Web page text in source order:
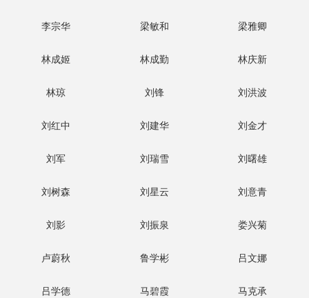
李宗华 梁敏和 梁雅卿
林成姬 林成勤 林庆新
林琼 刘锋 刘洪波
刘红中 刘建华 刘金才
刘军 刘瑞雪 刘曙雄
刘树森 刘星云 刘意青
刘影 刘振泉 娄兴菊
卢蔚秋 鲁学彬 吕文娜
吕学德 马碧霞 马克承